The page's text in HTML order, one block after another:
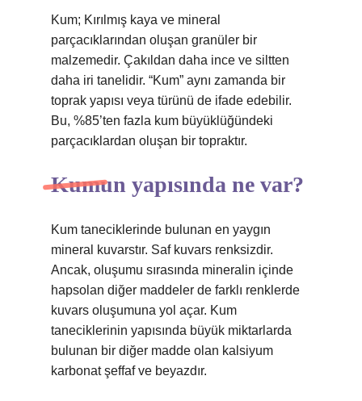
Kum; Kırılmış kaya ve mineral
parçacıklarından oluşan granüler bir
malzemedir. Çakıldan daha ince ve siltten
daha iri tanelidir. “Kum” aynı zamanda bir
toprak yapısı veya türünü de ifade edebilir.
Bu, %85’ten fazla kum büyüklüğündeki
parçacıklardan oluşan bir topraktır.
Kumun yapısında ne var?
Kum taneciklerinde bulunan en yaygın
mineral kuvarstır. Saf kuvars renksizdir.
Ancak, oluşumu sırasında mineralin içinde
hapsolan diğer maddeler de farklı renklerde
kuvars oluşumuna yol açar. Kum
taneciklerinin yapısında büyük miktarlarda
bulunan bir diğer madde olan kalsiyum
karbonat şeffaf ve beyazdır.